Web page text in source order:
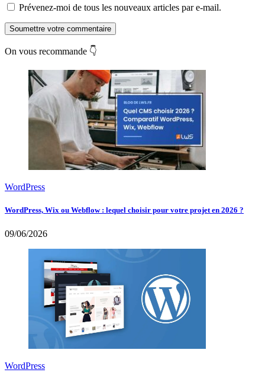
Prévenez-moi de tous les nouveaux articles par e-mail.
Soumettre votre commentaire
On vous recommande 👇
WordPress
WordPress, Wix ou Webflow : lequel choisir pour votre projet en 2026 ?
09/06/2026
WordPress